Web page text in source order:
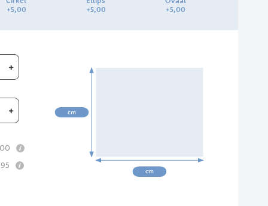
+5,00 +5,00 +5,00
+
+ cm
cm
info
95 info